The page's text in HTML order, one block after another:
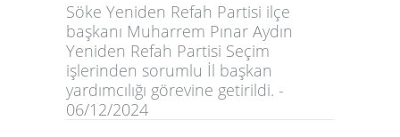
Söke Yeniden Refah Partisi ilçe
başkanı Muharrem Pınar Aydın
Yeniden Refah Partisi Seçim
işlerinden sorumlu İl başkan
yardımcılığı görevine getirildi. -
06/12/2024